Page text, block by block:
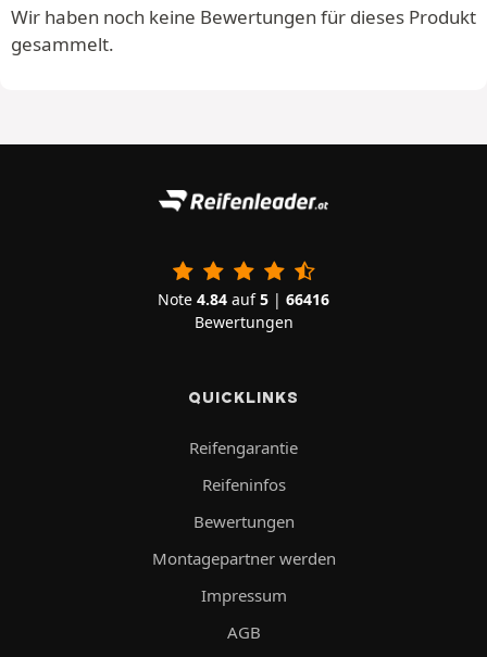
Wir haben noch keine Bewertungen für dieses Produkt
gesammelt.
Note 4.84 auf5 | 66416
Bewertungen
QUICKLINKS
Reifengarantie
Reifeninfos
Bewertungen
Montagepartner werden
Impressum
AGB